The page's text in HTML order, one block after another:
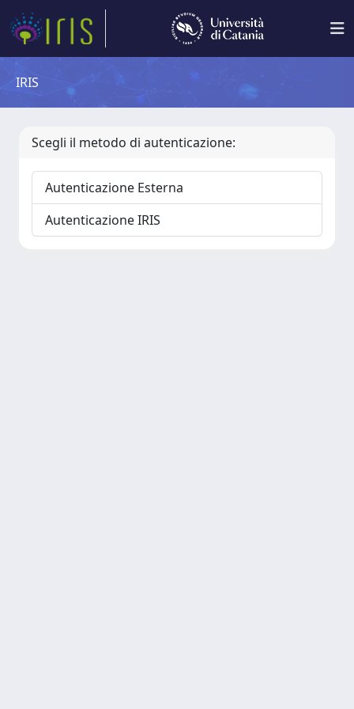
IRIS
Scegli il metodo di autenticazione:
Autenticazione Esterna
Autenticazione IRIS